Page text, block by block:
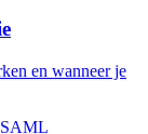
en wanneer je
SAML